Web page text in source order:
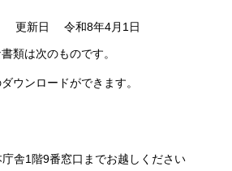
更新日 令和8年4月1日
類は次のものです。
ウンロードができます。
舎1階9番窓口までお越しください